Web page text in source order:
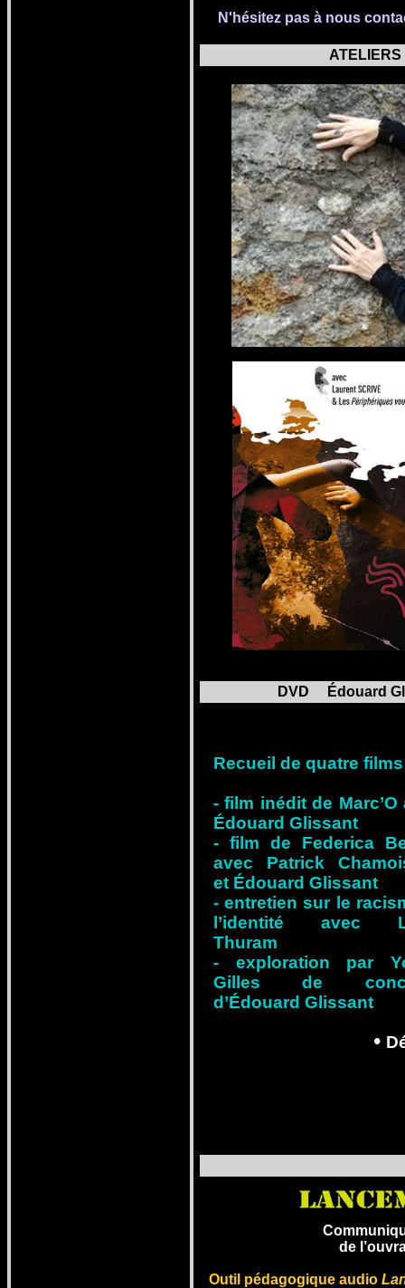
N'hésitez pas à nous
DVD Édouard
Recueil de quatre films
- film inédit de Marc’O
Édouard Glissant
- film de Federica
avec Patrick
et Édouard Glissant
- entretien sur le
l’identité avec
Thuram
- exploration par
Gilles de
d’Édouard Glissant
• D
de
Outil pédagogique audio